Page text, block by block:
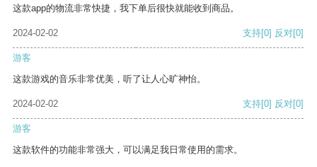
这款app的物流非常快捷，我下单后很快就能收到商品。
2024-02-02 支持[0] 反对[0]
游客
这款游戏的音乐非常优美，听了让人心旷神怡。
2024-02-02 支持[0] 反对[0]
游客
这款软件的功能非常强大，可以满足我日常使用的需求。